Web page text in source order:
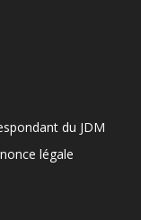
du JDM
légale